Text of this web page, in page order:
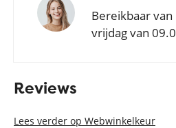
Bereikbaar
vrijdag van
Reviews
Lees verder op Webwinkelkeur